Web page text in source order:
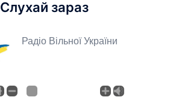
Слухай зараз
Радіо Вільної України